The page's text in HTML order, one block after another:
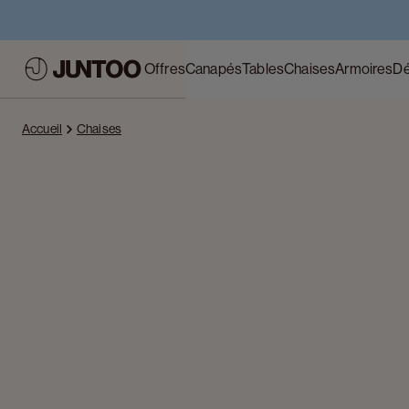
OffresCanapésTablesChaisesArmoires
Accueil Chaises